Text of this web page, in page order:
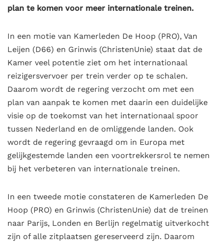
plan te komen voor meer internationale treinen.
In een motie van Kamerleden De Hoop (PRO), Van
Leijen (D66) en Grinwis (ChristenUnie) staat dat de
Kamer veel potentie ziet om het internationaal
reizigersvervoer per trein verder op te schalen.
Daarom wordt de regering verzocht om met een
plan van aanpak te komen met daarin een duidelijke
visie op de toekomst van het internationaal spoor
tussen Nederland en de omliggende landen. Ook
wordt de regering gevraagd om in Europa met
gelijkgestemde landen een voortrekkersrol te nemen
bij het verbeteren van internationale treinen.
In een tweede motie constateren de Kamerleden De
Hoop (PRO) en Grinwis (ChristenUnie) dat de treinen
naar Parijs, Londen en Berlijn regelmatig uitverkocht
zijn of alle zitplaatsen gereserveerd zijn. Daarom